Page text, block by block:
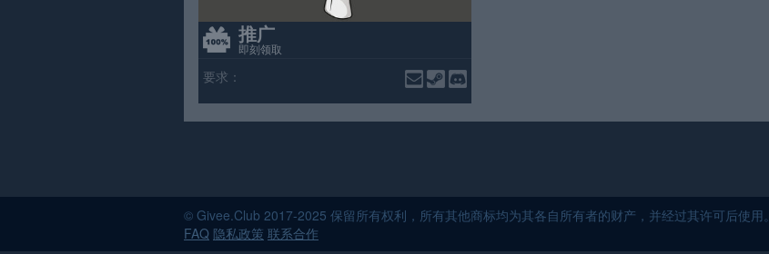
推广
即刻领取
要求：
© Givee.Club 2017-2025 保留所有权利，所有其他商标均为其各自所有者的财产，并经过其许可后使用。
FAQ 隐私政策 联系合作